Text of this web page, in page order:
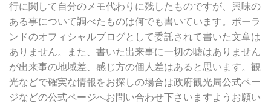
行に関して自分のメモ代わりに残したものですが、興味の
ある事について調べたものは何でも書いています。ポーラ
ンドのオフィシャルブログとして委託されて書いた文章は
ありません。また、書いた出来事に一切の嘘はありません
が出来事の地域差、感じ方の個人差はあると思います。観
光などで確実な情報をお探しの場合は政府観光局公式ペー
ジなどの公式ページへお問い合わせ下さいますようお願い